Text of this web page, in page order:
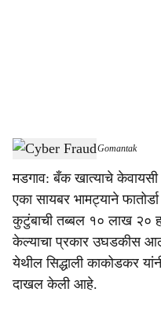
a
r
e
Cyber Fraud -Dainik Gomantak
मडगाव: बँक खात्याचे
एका सायबर भामट्याने
कुटुंबाची तब्बल १० लाख २०
केल्याचा प्रकार उघडकीस
येथील सिद्धाली काकोडकर
दाखल केली आहे.